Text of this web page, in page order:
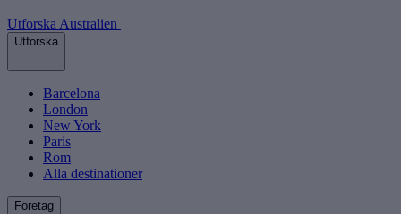
Utforska Australien
Utforska
Barcelona
London
New York
Paris
Rom
Alla destinationer
Företag